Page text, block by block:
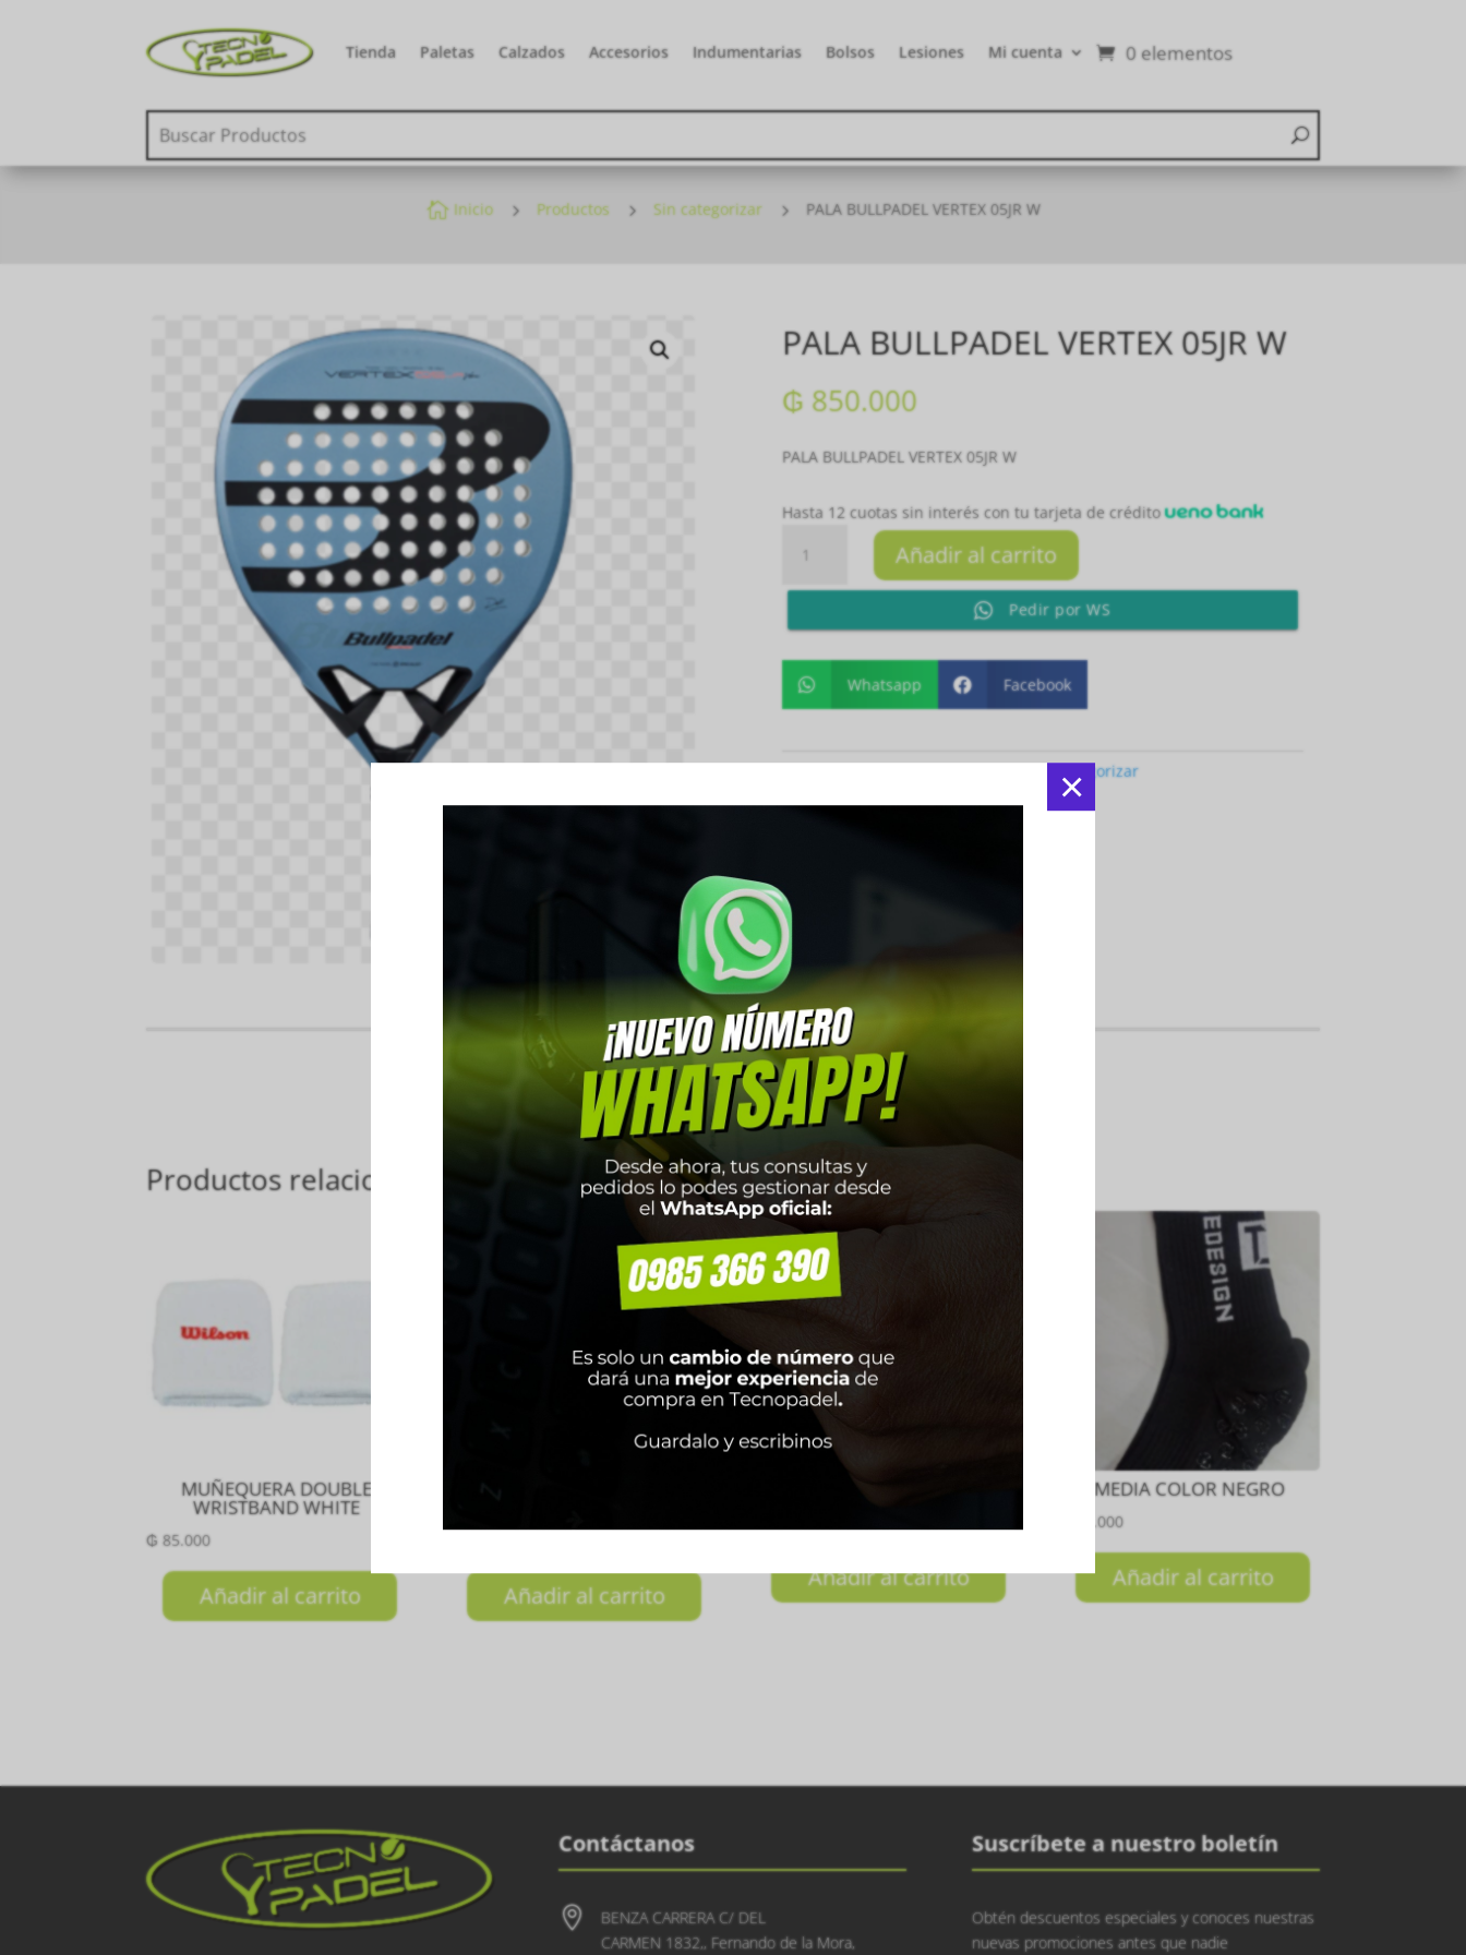
×
Tienda Paletas Calzados Accesorios Indumentarias Bolsos Lesiones Mi cuenta 0 elementos
 Inicio 5 Productos 5 Sin categorizar 5 PALA BULLPADEL VERTEX 05JR W
PALA BULLPADEL VERTEX 05JR W
₲ 850.000
PALA BULLPADEL VERTEX 05JR W
Hasta 12 cuotas sin interés con tu tarjeta de crédito
BULLPADEL
VERTEX
W
cantidad
Añadir al carrito
Pedir por WS
 Whatsapp  Facebook
Sin categorizar
Productos relacionados
MUÑEQUERA DOUBLE
WRISTBAND WHITE
₲ 85.000
Añadir al carrito Añadir al carrito
MUÑEQUERA ROJO CORTO
Añadir al carrito
MEDIA COLOR NEGRO
35.000
Añadir al carrito
Contáctanos

BENZA CARRERA C/ DEL
CARMEN 1832,, Fernando de la Mora,
Suscríbete a nuestro boletín
Obtén descuentos especiales y conoces nuestras
nuevas promociones antes que nadie